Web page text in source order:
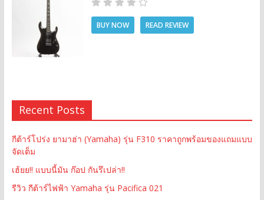
BUY NOW READ REVIEW
Recent Posts
กีต้าร์โปร่ง ยามาฮ่า (Yamaha) รุ่น F310 ราคาถูกพร้อมของแถมแบบ
จัดเต็ม
เฮ้ยย!! แบบนี้มัน ก๊อป กันรึเปล่า!!
รีวิว กีต้าร์ไฟฟ้า Yamaha รุ่น Pacifica 021